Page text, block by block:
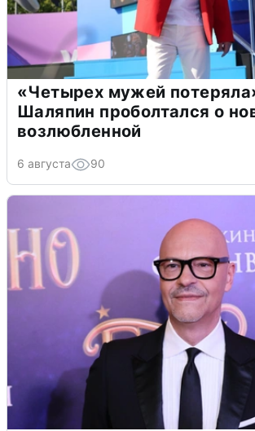
«Четырех мужей
Шаляпин проболтался о
возлюбленной
6 августа 90